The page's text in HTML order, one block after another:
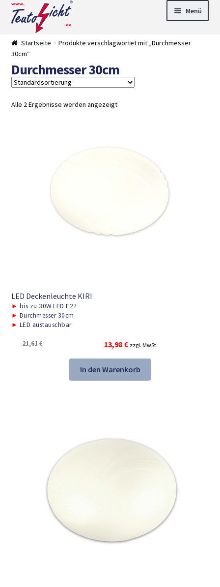
Zur
Navigation
springen
Springe
zum
Menü
► LED Panel
►
Startseite
Produkte verschlagwortet mit „Durchmesser
30cm“
Durchmesser 30cm
Alle 2 Ergebnisse werden angezeigt
LED Deckenleuchte KIRI
► bis zu 30W LED E27
► Durchmesser 30cm
► LED austauschbar
21,61€
Ursprünglicher
Preis
war:
21,61 €
13,98 €Aktueller
Preis
ist:
13,98 €.
zzgl. MwSt.
In den Warenkorb